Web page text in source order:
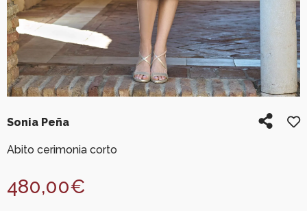
Sonia Peña
Abito cerimonia corto
480,00€